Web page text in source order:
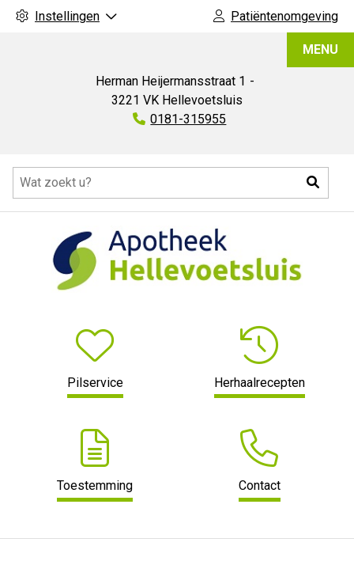
Instellingen Patiëntenomgeving
Herman Heijermansstraat 1
3221 VK Hellevoetsluis
Tel:
0181-315955
MENU
Pilservice Herhaalrecepten
Toestemming Contact